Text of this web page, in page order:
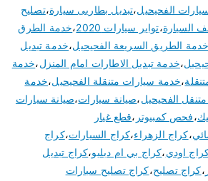
الفحيحيل،تبديل بطاريى سيارة،تصليح
السيارة،تواير سيارات 2020 ،خدمة الطرق
خدمة الطريق السريعة الفحيحيل،خدمة تبديل
،خدمة تبديل الاطارات امام المنزل،خدمة
،خدمة سيارات متنقلة الفحيحيل،خدمة
الفحيحيل،صيانة سيارات،صيانة سيارات
،فحص كمبيوتر ،قطع غيار
،كراج الزهراء،كراج السيارات،كراج
اودي،كراج بي ام دبليو،كراج تبديل
،كراج تصليح،كراج تصليح سيارات